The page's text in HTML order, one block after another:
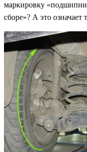
маркировку
сборе»? А это